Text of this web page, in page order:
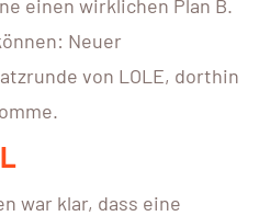
einen wirklichen Plan B.
Neuer
von LOLE, dorthin
war klar, dass eine